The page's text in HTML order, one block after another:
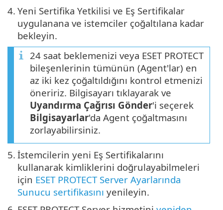
4. Yeni Sertifika Yetkilisi ve Eş Sertifikalar
uygulanana ve istemciler çoğaltılana kadar
bekleyin.
24 saat beklemenizi veya ESET PROTECT
bileşenlerinin tümünün (Agent'lar) en
az iki kez çoğaltıldığını kontrol etmenizi
öneririz. Bilgisayarı tıklayarak ve
Uyandırma Çağrısı Gönder'i seçerek
Bilgisayarlar'da Agent çoğaltmasını
zorlayabilirsiniz.
5. İstemcilerin yeni Eş Sertifikalarını
kullanarak kimliklerini doğrulayabilmeleri
için ESET PROTECT Server Ayarlarında
Sunucu sertifikasını yenileyin.